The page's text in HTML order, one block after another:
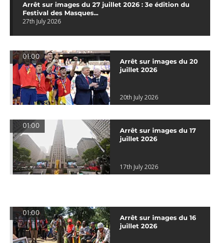
Arrêt sur images du 27 juillet 2026 : 3e édition du
Festival des Masques...
27th July 2026
01:00
Arrêt sur images du 20
juillet 2026
20th July 2026
01:00
Arrêt sur images du 17
juillet 2026
17th July 2026
01:00
Arrêt sur images du 16
juillet 2026